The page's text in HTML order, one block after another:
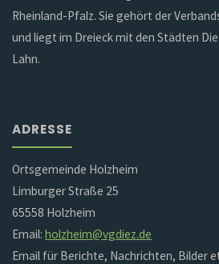
Rheinland-Pfalz. Sie gehört der
und liegt im Dreieck mit den Städten
Lahn.
ADRESSE
Ortsgemeinde Holzheim
Limburger Straße 25
65558 Holzheim
Email:holzheim@vgdiez.de
Email für Berichte, Nachrichten, Bilder